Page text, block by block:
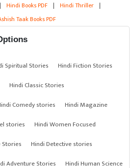
| Hindi Books PDF | Hindi Thriller |
Taak Books PDF
Spiritual Stories
Hindi Fiction Stories
Hindi Classic Stories
Comedy stories
Hindi Magazine
stories
Hindi Women Focused
Stories
Hindi Detective stories
Adventure Stories Hindi Human Science